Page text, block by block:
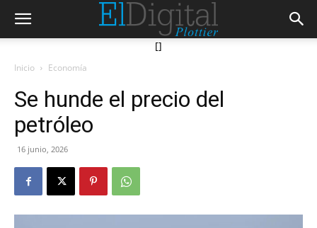
[]
Inicio Economía
Se hunde el precio del
petróleo
16 junio, 2026